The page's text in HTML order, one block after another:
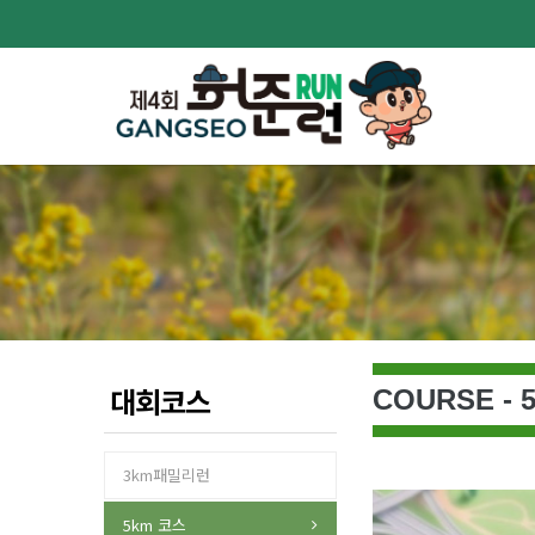
대회코스
3km패밀리런
5km 코스
COURSE -